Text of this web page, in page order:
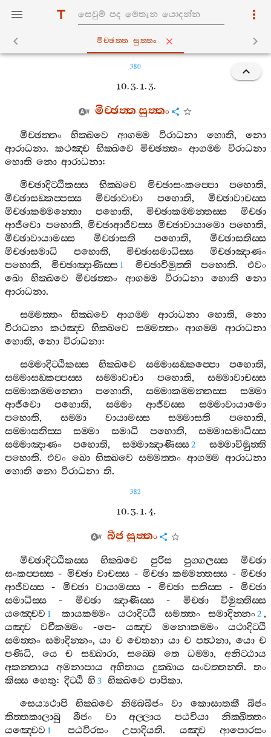
මිච‍්ඡත‍්ත සුත‍්තං
380
10. 3. 1. 3.
මිච‍්ඡත‍්තසුත‍්තං
මිච‍්ඡත‍්තං භික‍්ඛවෙ ආගම‍්ම විරාධනා හොති,නො
ආරාධනා. කථඤ‍්ච භික‍්ඛවෙ මිච‍්ඡත‍්තං ආගම‍්ම
විරාධනා
හොති නො ආරාධනා:
මිච‍්ඡාදිට‍්ඨිකස‍්ස
භික‍්ඛවෙ මිච‍්ඡාසංකප‍්පො පහොති,
මිච‍්ඡාසඞ‍්කප‍්පස‍්ස
මිච‍්ඡාවාචා පහොති,මිච‍්ඡාවාචස‍්ස
මිච‍්ඡාකම‍්මන‍්තො
පහොති, මිච‍්ඡාකම‍්මන‍්තස‍්ස
මිච‍්ඡා
ආජීවො පහොති, මිච‍්ඡාආජීවස‍්ස මිච‍්ඡාවායාමො පහොති,
මිච‍්ඡාවායාමස‍්ස
මිච‍්ඡාසති පහොති, මිච‍්ඡාසතිස‍්ස
මිච‍්ඡාසමාධි
පහොති,මිච‍්ඡාසමාධිස‍්ස
මිච‍්ඡාඤාණං
පහොති, මිච‍්ඡාඤාණිස‍්ස 1 මිච‍්ඡාවිමුත‍්ති පහොති. එවං
ඛො
භික‍්ඛවෙ මිච‍්ඡත‍්තං ආගම‍්ම විරාධනා හොති
නො
ආරාධනා.
සම‍්මත‍්තං
භික‍්ඛවෙ ආගම‍්ම ආරාධනා හොති,නො
විරාධනා
කථඤ‍්ච භික‍්ඛවෙ සම‍්මත‍්තං ආගම‍්ම
ආරාධනා
හොති, නො විරාධනා:
සම‍්මාදිට‍්ඨිකස‍්ස
භික‍්ඛවෙ සම‍්මාසඞ‍්කප‍්පො පහොති,
සම‍්මාසඞ‍්කප‍්පස‍්ස
සම‍්මාවාචා පහොති,සම‍්මාවාචස‍්ස
සම‍්මාකම‍්මන‍්තො
පහොති, සම‍්මාකම‍්මන‍්තස‍්ස
සම‍්මා
ආජීවො
පහොති, සම‍්මා ආජීවස‍්ස
සම‍්මාවායාමො
පහොති, සම‍්මා වායාමස‍්ස සම‍්මාසති පහොති,
සම‍්මාසතිස‍්ස
සම‍්මා සමාධි පහොති, සම‍්මාසමාධිස‍්ස
සම‍්මාඤාණං
පහොති, සම‍්මාඤාණිස‍්ස2
සම‍්මාවිමුත‍්ති
පහොති.එවං ඛො භික‍්ඛවෙ සම‍්මත‍්තං ආගම‍්ම ආරාධනා
හොති නො විරාධනා ති.
382
10. 3. 1. 4.
බීජසුත‍්තං
මිච‍්ඡාදිට‍්ඨිකස‍්ස භික‍්ඛවෙ පුරිස පුග‍්ගලස‍්ස
මිච‍්ඡා
සංකප‍්පස‍්ස - මිච‍්ඡා වාචස‍්ස - මිච‍්ඡා කම‍්මන‍්තස‍්ස - මිච‍්ඡා
ආජීවස‍්ස - මිච‍්ඡා වායාමස‍්ස-මිච‍්ඡා සතිස‍්ස - මිච‍්ඡා
සමාධිස‍්ස - මිච‍්ඡා ඤාණිස‍්ස - මිච‍්ඡා
විමුත‍්තිස‍්ස
යඤ‍්චෙව 1 කායකම‍්මං යථාදිට‍්ඨි සමත‍්තං සමාදින‍්නං2 ,
යඤ‍්ච
වචීකම‍්මං -පෙ-යඤ‍්ච මනොකම‍්මං
යථාදිට‍්ඨි
සමත‍්තං සමාදින‍්නං,යා ච චෙතනා යා ච පත්‍ථනා, යො ච
පණිධි, යෙ ච සඞ‍්ඛාරා, සබ‍්බෙ තෙ ධම‍්මා,අනිට‍්ඨාය
අකන‍්තාය
අමනාපාය අහිතාය දුක‍්ඛාය සංවත‍්තන‍්ති.තං
කිස‍්ස හෙතු: දිට‍්ඨි හි 3 භික‍්ඛවෙ පාපිකා.
සෙය්‍යථාපි
භික‍්ඛවෙ නිම‍්බබීජං වා කොසාතකී
බීජං
තිත‍්තකාලාබු
බීජං වා අල‍්ලාය පඨවියා
නික‍්ඛිත‍්තං
යඤ‍්චෙව 1 පඨවිරසං උපාදියති. යඤ‍්ච
ආපොරසං